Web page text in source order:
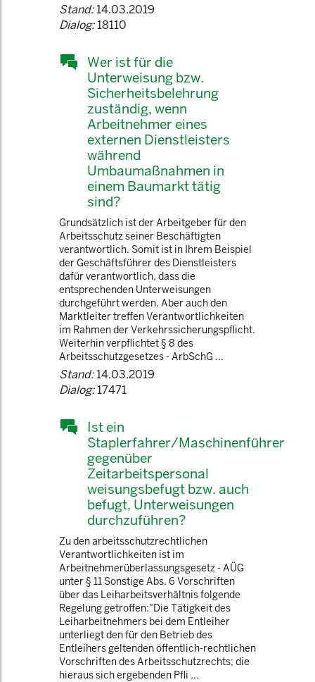
Stand:14.03.2019
Dialog:18110
Wer ist für die
Unterweisung bzw.
Sicherheitsbelehrung
zuständig, wenn
Arbeitnehmer eines
externen Dienstleisters
während
Umbaumaßnahmen in
einem Baumarkt tätig
sind?
Grundsätzlich ist der Arbeitgeber für den
Arbeitsschutz seiner Beschäftigten
verantwortlich. Somit ist in Ihrem Beispiel
der Geschäftsführer des Dienstleisters
dafür verantwortlich, dass die
entsprechenden Unterweisungen
durchgeführt werden. Aber auch den
Marktleiter treffen Verantwortlichkeiten
im Rahmen der Verkehrssicherungspflicht.
Weiterhin verpflichtet § 8 des
Arbeitsschutzgesetzes - ArbSchG ...
Stand:14.03.2019
Dialog:17471
Ist ein
Staplerfahrer/Maschinenführer
gegenüber
Zeitarbeitspersonal
weisungsbefugt bzw. auch
befugt, Unterweisungen
durchzuführen?
Zu den arbeitsschutzrechtlichen
Verantwortlichkeiten ist im
Arbeitnehmerüberlassungsgesetz - AÜG
unter § 11 Sonstige Abs. 6 Vorschriften
über das Leiharbeitsverhältnis folgende
Regelung getroffen:"Die Tätigkeit des
Leiharbeitnehmers bei dem Entleiher
unterliegt den für den Betrieb des
Entleihers geltenden öffentlich-rechtlichen
Vorschriften des Arbeitsschutzrechts; die
hieraus sich ergebenden Pfli ...